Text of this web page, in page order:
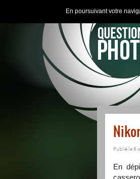
Publié le 8
En
En poursuivant votre